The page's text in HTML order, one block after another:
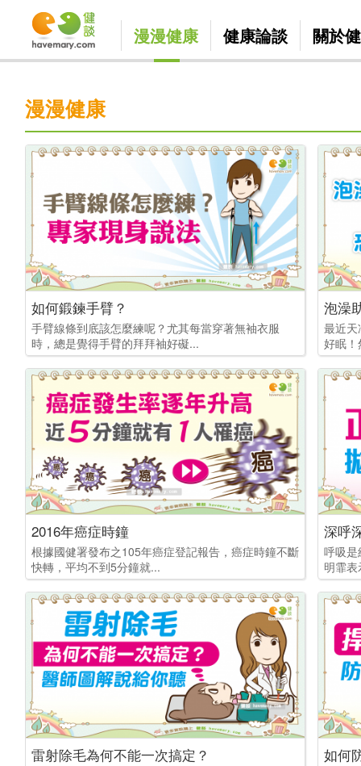
漫漫健康 健康論談 關於
漫漫健康
如何鍛鍊手臂？
手臂線條到底該怎麼練呢？尤其每當穿著無袖衣服
時，總是覺得手臂的拜拜袖好礙...
泡澡
最近
好眠
2016年癌症時鐘
根據國健署發布之105年癌症登記報告，癌症時鐘不斷
快轉，平均不到5分鐘就...
深呼
呼吸
明霏
雷射除毛為何不能一次搞定？ 如何